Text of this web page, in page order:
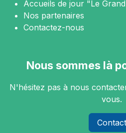
Accueils de jour "Le
Nos partenaires
Contactez-nous
Nous sommes là
N'hésitez pas à nous
vous.
Contact